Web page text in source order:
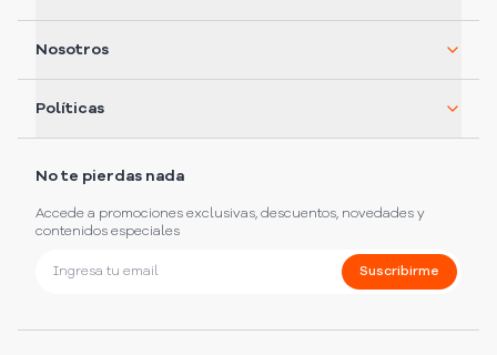
Nosotros
Políticas
No te pierdas nada
Accede a promociones exclusivas, descuentos, novedades y
contenidos especiales
Suscribirme